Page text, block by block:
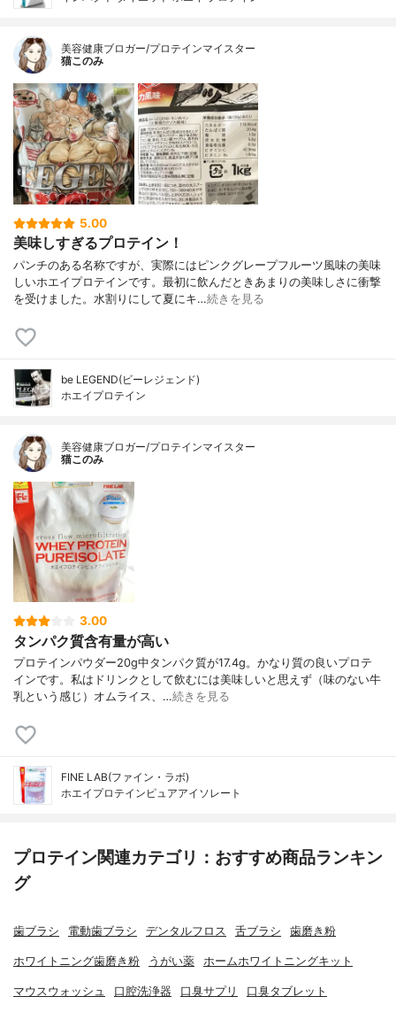
美容健康ブロガー/プロテインマイスター
猫このみ
5.00
美味しすぎるプロテイン！
パンチのある名称ですが、実際にはピンクグレープフルーツ風味の美味
しいホエイプロテインです。最初に飲んだときあまりの美味しさに衝撃
を受けました。水割りにして夏にキ…続きを見る
be LEGEND(ビーレジェンド)
ホエイプロテイン
美容健康ブロガー/プロテインマイスター
猫このみ
3.00
タンパク質含有量が高い
プロテインパウダー20g中タンパク質が17.4g。かなり質の良いプロテ
インです。私はドリンクとして飲むには美味しいと思えず（味のない牛
乳という感じ）オムライス、…続きを見る
FINE LAB(ファイン・ラボ)
ホエイプロテインピュアアイソレート
プロテイン関連カテゴリ：おすすめ商品ランキン
グ
歯ブラシ 電動歯ブラシ デンタルフロス 舌ブラシ 歯磨き粉
ホワイトニング歯磨き粉 うがい薬 ホームホワイトニングキット
マウスウォッシュ 口腔洗浄器 口臭サプリ 口臭タブレット